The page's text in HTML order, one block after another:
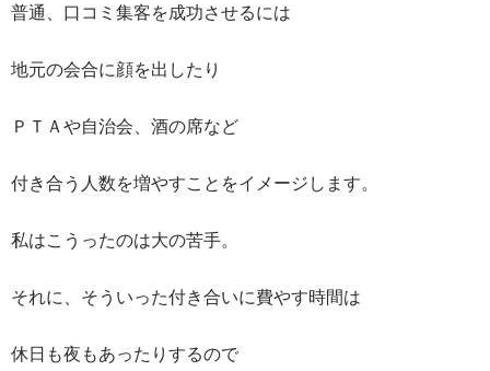
普通、口コミ集客を成功させるには
地元の会合に顔を出したり
ＰＴＡや自治会、酒の席など
付き合う人数を増やすことをイメージします。
私はこうったのは大の苦手。
それに、そういった付き合いに費やす時間は
休日も夜もあったりするので